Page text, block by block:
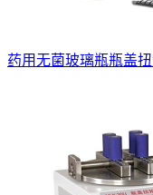
药用无菌玻璃瓶瓶盖